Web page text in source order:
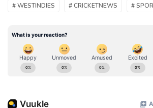
# WESTINDIES
# CRICKETNEWS #